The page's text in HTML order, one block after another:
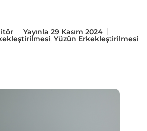
Yayınla 29 Kasım 2024
, Yüzün Erkekleştirilmesi